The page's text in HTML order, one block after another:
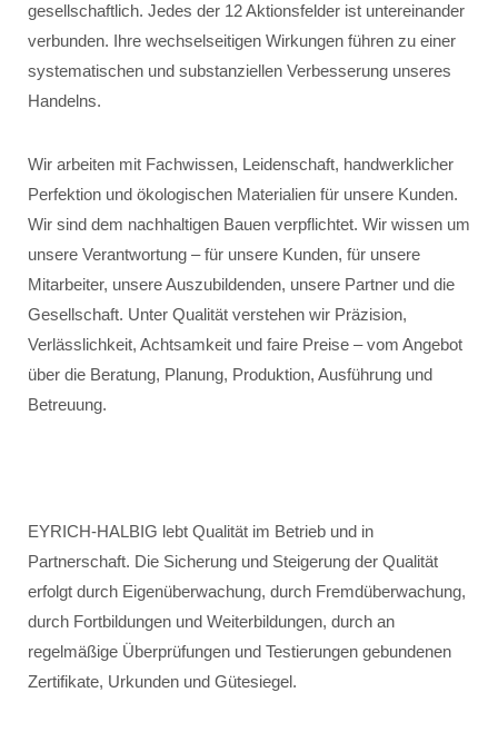
gesellschaftlich. Jedes der 12 Aktionsfelder ist untereinander
verbunden. Ihre wechselseitigen Wirkungen führen zu einer
systematischen und substanziellen Verbesserung unseres
Handelns.
Wir arbeiten mit Fachwissen, Leidenschaft, handwerklicher
Perfektion und ökologischen Materialien für unsere Kunden.
Wir sind dem nachhaltigen Bauen verpflichtet. Wir wissen um
unsere Verantwortung – für unsere Kunden, für unsere
Mitarbeiter, unsere Auszubildenden, unsere Partner und die
Gesellschaft. Unter Qualität verstehen wir Präzision,
Verlässlichkeit, Achtsamkeit und faire Preise – vom Angebot
über die Beratung, Planung, Produktion, Ausführung und
Betreuung.
EYRICH-HALBIG lebt Qualität im Betrieb und in
Partnerschaft. Die Sicherung und Steigerung der Qualität
erfolgt durch Eigenüberwachung, durch Fremdüberwachung,
durch Fortbildungen und Weiterbildungen, durch an
regelmäßige Überprüfungen und Testierungen gebundenen
Zertifikate, Urkunden und Gütesiegel.